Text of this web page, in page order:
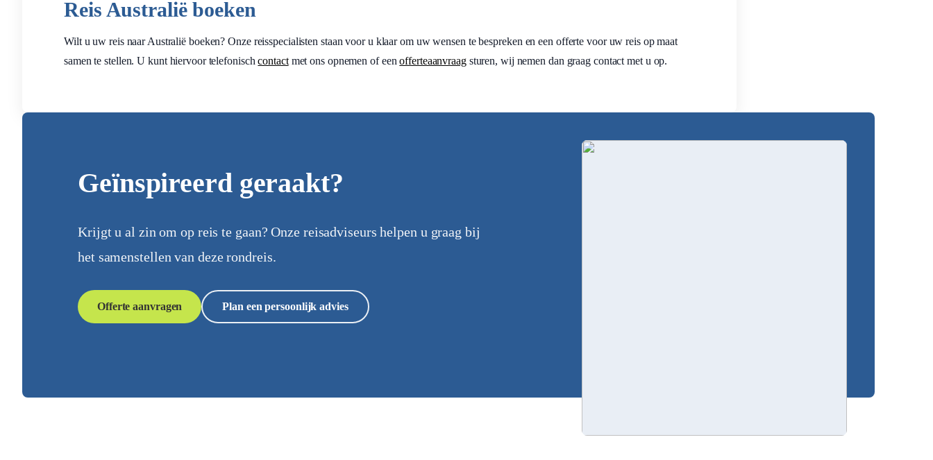
Reis Australië boeken
Wilt u uw reis naar Australië boeken? Onze reisspecialisten staan voor u klaar om uw wensen te bespreken en een offerte voor uw reis op maat
samen te stellen. U kunt hiervoor telefonischcontactmet ons opnemen of eenofferteaanvraagsturen, wij nemen dan graag contact met u op.
Geïnspireerd geraakt?
Krijgt u al zin om op reis te gaan? Onze reisadviseurs helpen u graag bij
het samenstellen van deze rondreis.
Offerte aanvragen Plan een persoonlijk advies